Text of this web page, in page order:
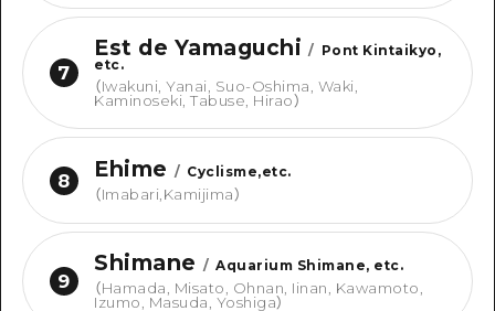
7
Est de Yamaguchi / Pont Kintaikyo,
etc.
（Iwakuni, Yanai, Suo-Oshima, Waki,
Kaminoseki, Tabuse, Hirao）
8 Ehime / Cyclisme,etc.
（Imabari,Kamijima）
9
Shimane / Aquarium Shimane, etc.
（Hamada, Misato, Ohnan, Iinan, Kawamoto,
Izumo, Masuda, Yoshiga）